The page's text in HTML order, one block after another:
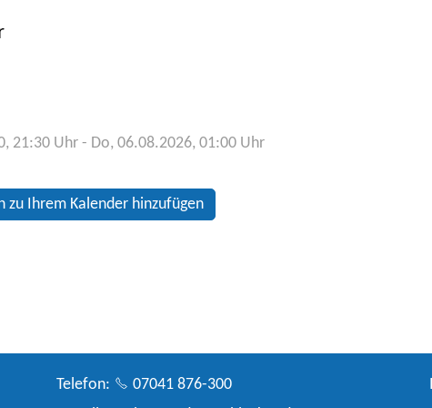
, 21:30 Uhr - Do, 06.08.2026, 01:00 Uhr
zu Ihrem Kalender hinzufügen
Telefon:
07041 876-300